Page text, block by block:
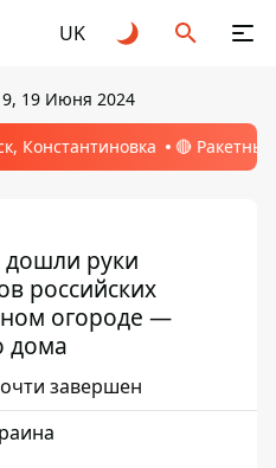
UK
19 Июня 2024
Константиновка 🔴
дошли руки
российских
огороде —
дома
завершен